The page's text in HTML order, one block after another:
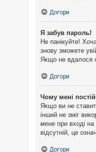
Догори
Я забув пароль!
Не панікуйте!
знову зможете
Якщо не вдалося
Догори
Чому мені
Якщо ви не
інший не зміг
мене при вході
відсутній, це
Догори